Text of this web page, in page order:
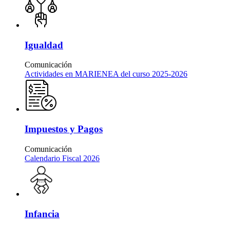
Igualdad
Comunicación
Actividades en MARIENEA del curso 2025-2026
Impuestos y Pagos
Comunicación
Calendario Fiscal 2026
Infancia